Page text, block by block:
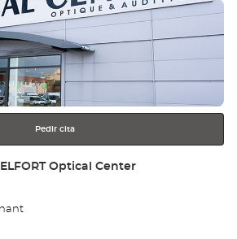
LE
Pedir cita
Optical Center